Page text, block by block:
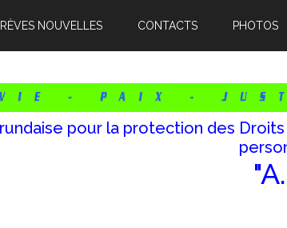
NOUVELLES CONTACTS PHOTOS
pour la protection des